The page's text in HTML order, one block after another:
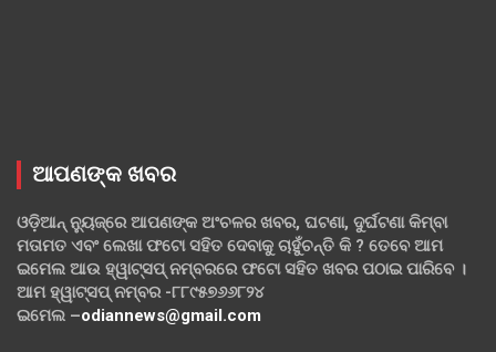
ଆପଣଙ୍କ ଖବର
ଓଡ଼ିଆନ୍ ନ୍ୟୁଜ୍‌ରେ ଆପଣଙ୍କ ଅଂଚଳର ଖବର, ଘଟଣା, ଦୁର୍ଘଟଣା କିମ୍ବା
ମତାମତ ଏବଂ ଲେଖା ଫଟୋ ସହିତ ଦେବାକୁ ଚାହୁଁଚନ୍ତି କି ? ତେବେ ଆମ
ଇମେଲ ଆଉ ହ୍ୱାଟ୍‌ସପ୍ ନମ୍ବରରେ ଫଟୋ ସହିତ ଖବର ପଠାଇ ପାରିବେ ।
ଆମ ହ୍ୱାଟ୍‌ସପ୍ ନମ୍ବର -୮୮୯୫୭୬୬୮୨୪
ଇମେଲ –odiannews@gmail.com